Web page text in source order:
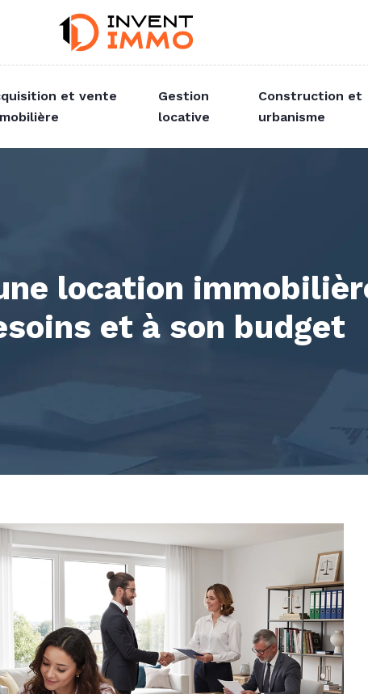
et vente
Gestion
locative
Construction et
urbanisme
location
et à son budget